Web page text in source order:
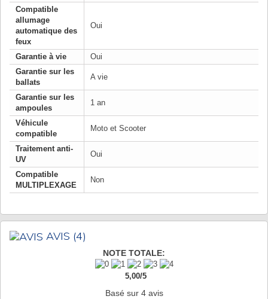
Compatible
allumage
automatique des
feux
Oui
Garantie à vie
Oui
Garantie sur les
ballats
A vie
Garantie sur les
ampoules
1 an
Véhicule
compatible
Moto et Scooter
Traitement anti-
UV
Oui
Compatible
MULTIPLEXAGE
Non
AVIS (4)
NOTE TOTALE:
5,00/5
Basé sur 4avis